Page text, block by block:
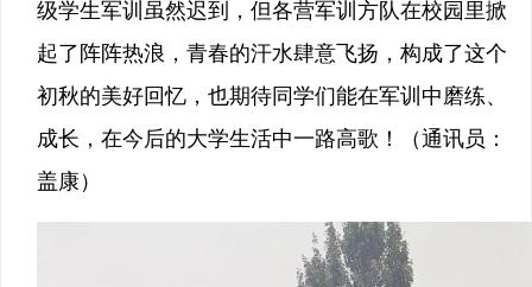
级学生军训虽然迟到，但各营军训方队在校园里掀
起了阵阵热浪，青春的汗水肆意飞扬，构成了这个
初秋的美好回忆，也期待同学们能在军训中磨练、
成长，在今后的大学生活中一路高歌！（通讯员：
盖康）